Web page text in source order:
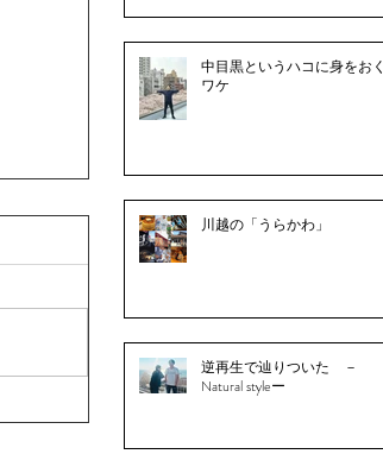
中目黒というハコに身をおく
ワケ
川越の「うらかわ」
逆再生で辿りついた －
Natural styleー